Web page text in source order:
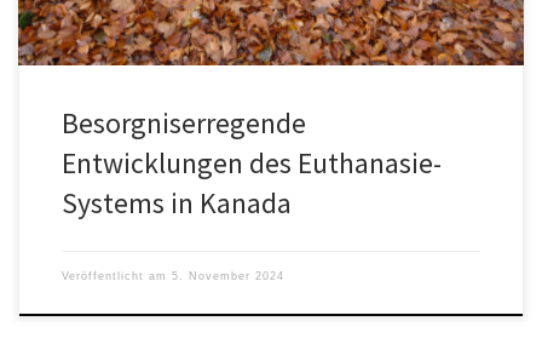
Besorgniserregende
Entwicklungen des Euthanasie-
Systems in Kanada
Veröffentlicht am 5. November 2024